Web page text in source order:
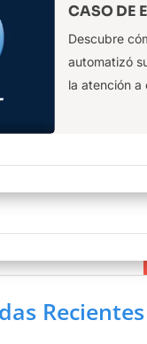
CASO DE
Descubre
automatizó
la atención a
Recientes